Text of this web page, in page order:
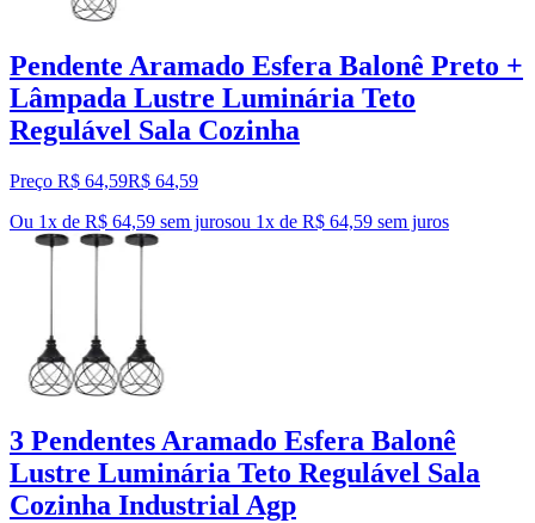
Pendente Aramado Esfera Balonê Preto +
Lâmpada Lustre Luminária Teto
Regulável Sala Cozinha
Preço R$ 64,59R$ 64,59
Ou 1x de R$ 64,59 sem jurosou 1x de R$ 64,59 sem juros
3 Pendentes Aramado Esfera Balonê
Lustre Luminária Teto Regulável Sala
Cozinha Industrial Agp